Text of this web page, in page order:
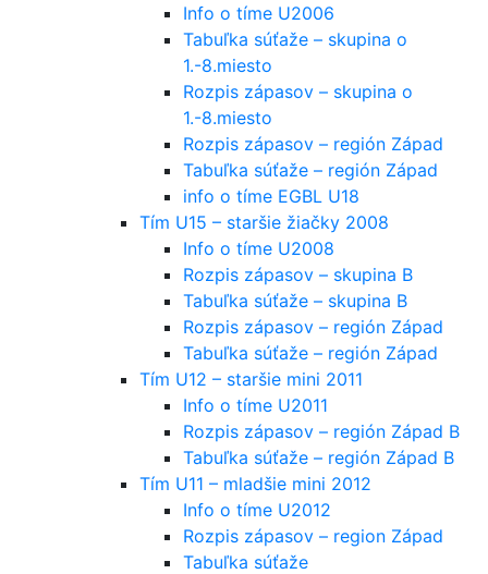
Info o tíme U2006
Tabuľka súťaže – skupina o
1.-8.miesto
Rozpis zápasov – skupina o
1.-8.miesto
Rozpis zápasov – región Západ
Tabuľka súťaže – región Západ
info o tíme EGBL U18
Tím U15 – staršie žiačky 2008
Info o tíme U2008
Rozpis zápasov – skupina B
Tabuľka súťaže – skupina B
Rozpis zápasov – región Západ
Tabuľka súťaže – región Západ
Tím U12 – staršie mini 2011
Info o tíme U2011
Rozpis zápasov – región Západ B
Tabuľka súťaže – región Západ B
Tím U11 – mladšie mini 2012
Info o tíme U2012
Rozpis zápasov – region Západ
Tabuľka súťaže